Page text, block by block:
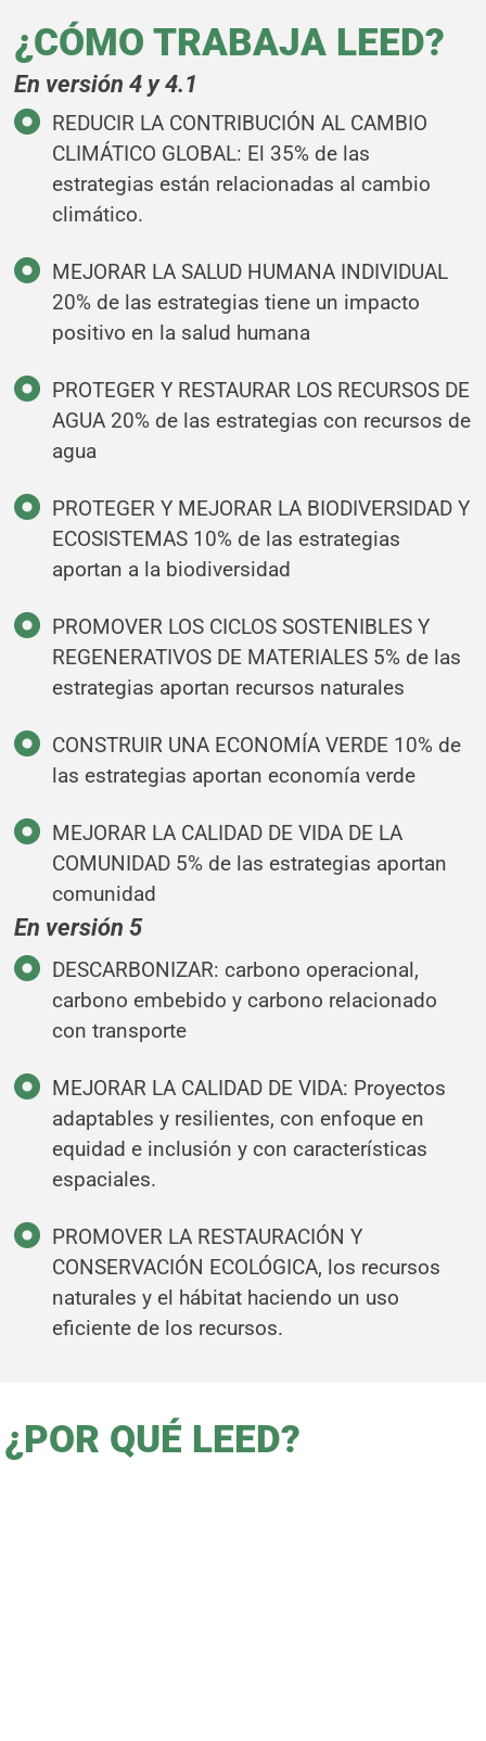
¿CÓMO TRABAJA LEED?
En versión 4 y 4.1
REDUCIR LA CONTRIBUCIÓN AL CAMBIO
CLIMÁTICO GLOBAL: El 35% de las
estrategias están relacionadas al cambio
climático.
MEJORAR LA SALUD HUMANA INDIVIDUAL
20% de las estrategias tiene un impacto
positivo en la salud humana
PROTEGER Y RESTAURAR LOS RECURSOS DE
AGUA 20% de las estrategias con recursos de
agua
PROTEGER Y MEJORAR LA BIODIVERSIDAD Y
ECOSISTEMAS 10% de las estrategias
aportan a la biodiversidad
PROMOVER LOS CICLOS SOSTENIBLES Y
REGENERATIVOS DE MATERIALES 5% de las
estrategias aportan recursos naturales
CONSTRUIR UNA ECONOMÍA VERDE 10% de
las estrategias aportan economía verde
MEJORAR LA CALIDAD DE VIDA DE LA
COMUNIDAD 5% de las estrategias aportan
comunidad
En versión 5
DESCARBONIZAR: carbono operacional,
carbono embebido y carbono relacionado
con transporte
MEJORAR LA CALIDAD DE VIDA: Proyectos
adaptables y resilientes, con enfoque en
equidad e inclusión y con características
espaciales.
PROMOVER LA RESTAURACIÓN Y
CONSERVACIÓN ECOLÓGICA, los recursos
naturales y el hábitat haciendo un uso
eficiente de los recursos.
¿POR QUÉ LEED?